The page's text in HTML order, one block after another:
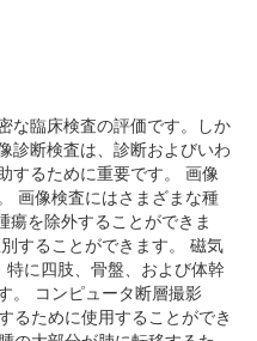
な臨床検査の評価です。しか
診断検査は、診断およびいわ
するために重要です。 画像
画像検査にはさまざまな種
瘍を除外することができま
することができます。 磁気
特に四肢、骨盤、および体幹
。 コンピュータ断層撮影
るために使用することができ